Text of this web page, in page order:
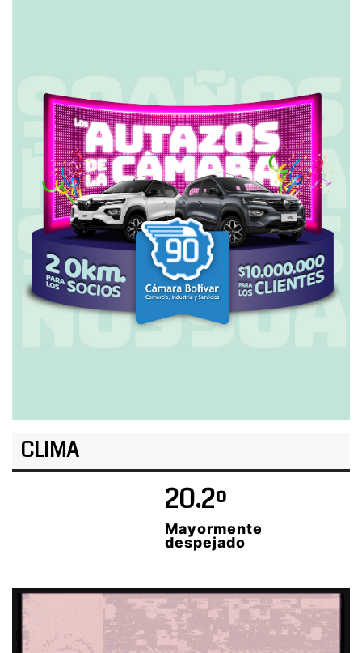
CLIMA
20.2º
Mayormente
despejado